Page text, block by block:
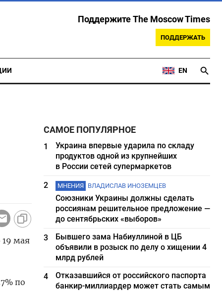
Поддержите The Moscow Times
ПОДДЕРЖАТЬ
EN
19 мая
по
САМОЕ ПОПУЛЯРНОЕ
1
Украина впервые ударила по складу
продуктов одной из крупнейших
в России сетей супермаркетов
2
МНЕНИЯ ВЛАДИСЛАВ ИНОЗЕМЦЕВ
Союзники Украины должны сделать
россиянам решительное предложение —
до сентябрьских «выборов»
3
Бывшего зама Набиуллиной в ЦБ
объявили в розыск по делу о хищении 4
млрд рублей
4
Отказавшийся от российского паспорта
банкир-миллиардер может стать самым